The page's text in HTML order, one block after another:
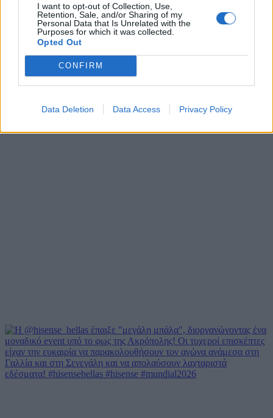
I want to opt-out of Collection, Use,
Retention, Sale, and/or Sharing of my
Personal Data that Is Unrelated with the
Purposes for which it was collected.
Opted Out
CONFIRM
Data Deletion Data Access Privacy Policy
Η @hisense_hellas έπαιξε "μεγάλη μπ